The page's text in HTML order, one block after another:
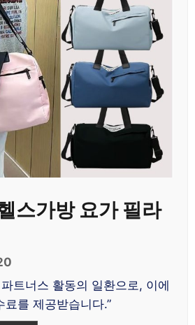
스가방 요가 필라
재
가
격:
트너스 활동의 일환으로, 이에
를 제공받습니다.”